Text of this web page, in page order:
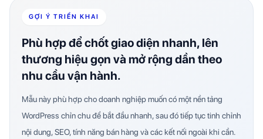
GỢI Ý TRIỂN KHAI
Phù hợp để chốt giao diện nhanh, lên
thương hiệu gọn và mở rộng dần theo
nhu cầu vận hành.
Mẫu này phù hợp cho doanh nghiệp muốn có một nền tảng
WordPress chỉn chu để bắt đầu nhanh, sau đó tiếp tục tinh chỉnh
nội dung, SEO, tính năng bán hàng và các kết nối ngoài khi cần.